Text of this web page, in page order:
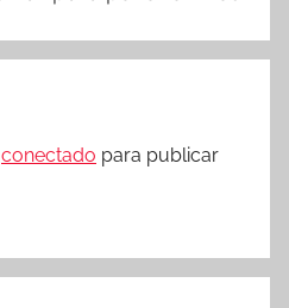
conectado para publicar